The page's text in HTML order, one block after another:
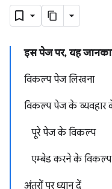
इस पेज पर, यह
विकल्प पेज लिखना
विकल्प पेज के व्यवहार
पूरे पेज के विकल्प
एम्बेड करने के विकल्प
अंतरों पर ध्यान दें